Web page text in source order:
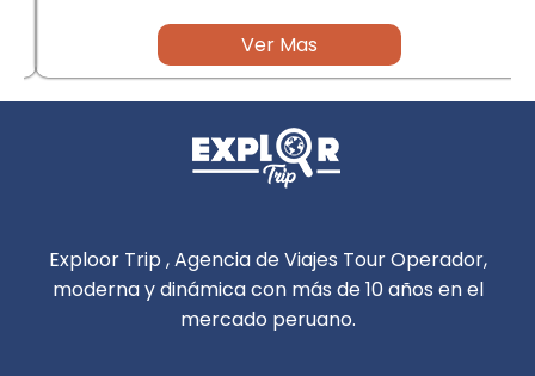
Ver Mas
Exploor Trip , Agencia de Viajes Tour Operador,
moderna y dinámica con más de 10 años en el
mercado peruano.